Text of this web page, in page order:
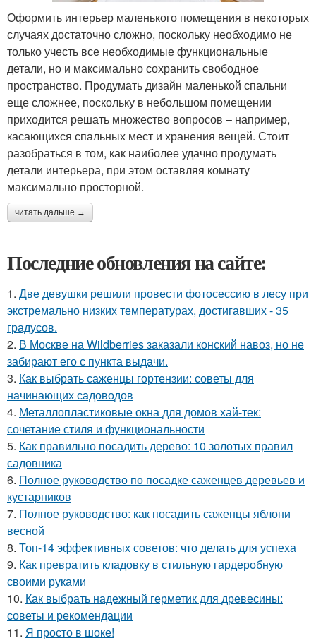
Оформить интерьер маленького помещения в некоторых
случаях достаточно сложно, поскольку необходимо не
только учесть все необходимые функциональные
детали, но и максимально сохранить свободное
пространство. Продумать дизайн маленькой спальни
еще сложнее, поскольку в небольшом помещении
приходится решать множество вопросов – например,
касающихся спальных мест и хранения вещей. Стоит
разобраться в том, как наиболее удачно продумать
детали интерьера, при этом оставляя комнату
максимально просторной.
читать дальше →
Последние обновления на сайте:
1. Две девушки решили провести фотосессию в лесу при
экстремально низких температурах, достигавших - 35
градусов.
2. В Москве на Wildberries заказали конский навоз, но не
забирают его с пункта выдачи.
3. Как выбрать саженцы гортензии: советы для
начинающих садоводов
4. Металлопластиковые окна для домов хай-тек:
сочетание стиля и функциональности
5. Как правильно посадить дерево: 10 золотых правил
садовника
6. Полное руководство по посадке саженцев деревьев и
кустарников
7. Полное руководство: как посадить саженцы яблони
весной
8. Топ-14 эффективных советов: что делать для успеха
9. Как превратить кладовку в стильную гардеробную
своими руками
10. Как выбрать надежный герметик для древесины:
советы и рекомендации
11. Я просто в шоке!